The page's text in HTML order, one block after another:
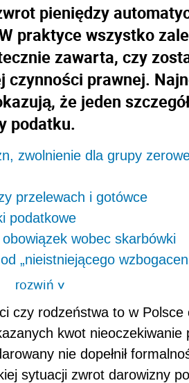
pieniędzy
praktyce wszystko
zawarta, czy
czynności prawnej.
że jeden
podatku.
zwolnienie dla grupy
przelewach i gotówce
podatkowe
wobec skarbówki
„nieistniejącego
rozwiń>
czy rodzeństwa to w Polsce
kwot nieoczekiwanie
nie dopełnił
sytuacji zwrot darowizny